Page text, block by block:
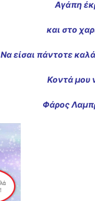
Αγάπη
και στο
Να είσαι πάντοτε
Κοντά μου
Φάρος